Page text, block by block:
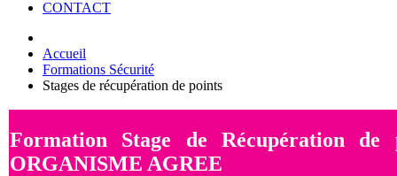
CONTACT
Accueil
Formations Sécurité
Stages de récupération de points
Formation Stage de Récupération de
ORGANISME AGREE